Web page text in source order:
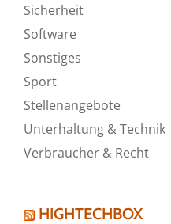
Sicherheit
Software
Sonstiges
Sport
Stellenangebote
Unterhaltung & Technik
Verbraucher & Recht
HIGHTECHBOX